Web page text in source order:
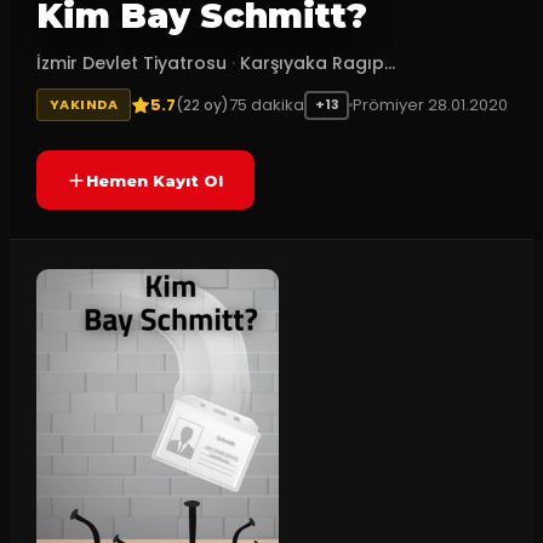
Kim Bay Schmitt?
İzmir Devlet Tiyatrosu · Karşıyaka Ragıp...
YAKINDA 5.7(22 oy)75 dakika +13 Prömiyer 28.01.2020
Hemen Kayıt Ol